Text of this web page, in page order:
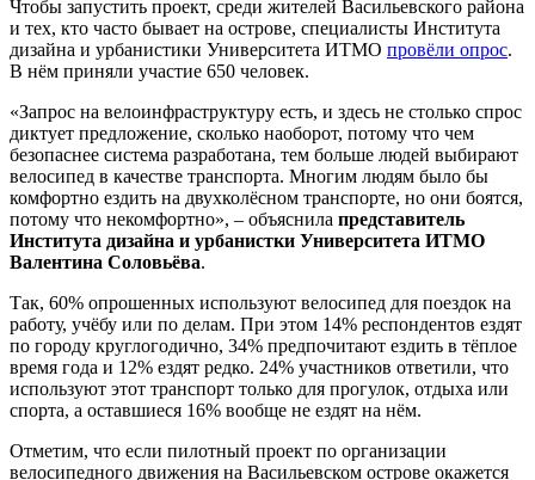
Чтобы запустить проект, среди жителей Васильевского района
и тех, кто часто бывает на острове, специалисты Института
дизайна и урбанистики Университета ИТМО провёли опрос.
В нём приняли участие 650 человек.
«Запрос на велоинфраструктуру есть, и здесь не столько спрос
диктует предложение, сколько наоборот, потому что чем
безопаснее система разработана, тем больше людей выбирают
велосипед в качестве транспорта. Многим людям было бы
комфортно ездить на двухколёсном транспорте, но они боятся,
потому что некомфортно», – объяснила представитель
Института дизайна и урбанистки Университета ИТМО
Валентина Соловьёва.
Так, 60% опрошенных используют велосипед для поездок на
работу, учёбу или по делам. При этом 14% респондентов ездят
по городу круглогодично, 34% предпочитают ездить в тёплое
время года и 12% ездят редко. 24% участников ответили, что
используют этот транспорт только для прогулок, отдыха или
спорта, а оставшиеся 16% вообще не ездят на нём.
Отметим, что если пилотный проект по организации
велосипедного движения на Васильевском острове окажется